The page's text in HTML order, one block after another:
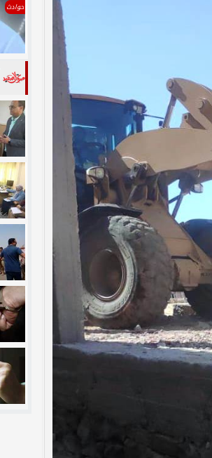
حوادث